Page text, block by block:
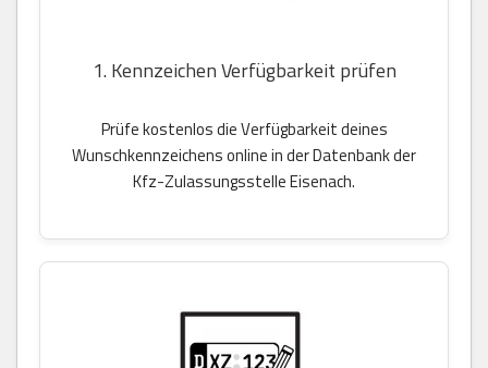
1. Kennzeichen Verfügbarkeit prüfen
Prüfe kostenlos die Verfügbarkeit deines
Wunschkennzeichens online in der Datenbank der
Kfz-Zulassungsstelle Eisenach.